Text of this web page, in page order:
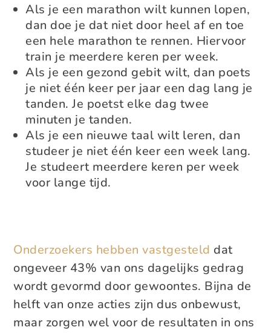
Als je een marathon wilt kunnen lopen,
dan doe je dat niet door heel af en toe
een hele marathon te rennen. Hiervoor
train je meerdere keren per week.
Als je een gezond gebit wilt, dan poets
je niet één keer per jaar een dag lang je
tanden. Je poetst elke dag twee
minuten je tanden.
Als je een nieuwe taal wilt leren, dan
studeer je niet één keer een week lang.
Je studeert meerdere keren per week
voor lange tijd.
Onderzoekers hebben vastgesteld dat
ongeveer 43% van ons dagelijks gedrag
wordt gevormd door gewoontes. Bijna de
helft van onze acties zijn dus onbewust,
maar zorgen wel voor de resultaten in ons